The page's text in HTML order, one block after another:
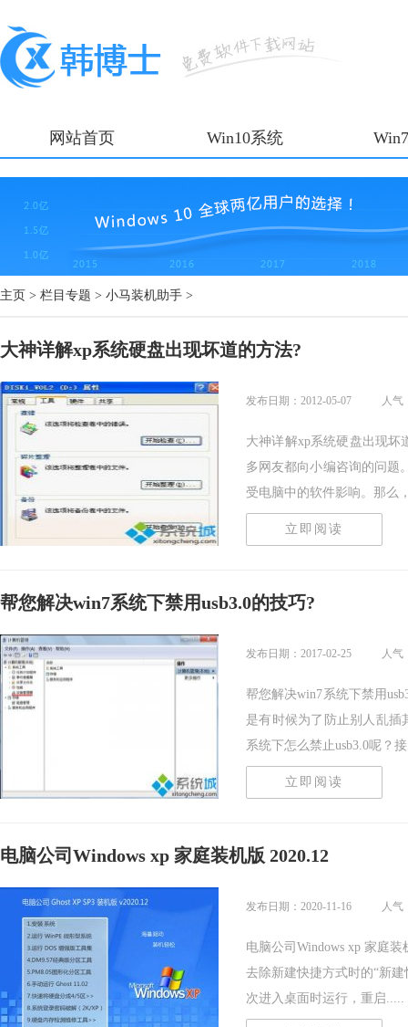
网站首页 Win10系统
主页 > 栏目专题 > 小马装机助手 >
大神详解xp系统硬盘出现坏道的方法?
发布日期：2012-05-07 人气
大神详解xp系统硬盘出现坏
多网友都向小编咨询的问题
受电脑中的软件影响。那么
立即阅读
帮您解决win7系统下禁用usb3.0的技巧?
发布日期：2017-02-25 人气
帮您解决win7系统下禁用
是有时候为了防止别人乱插
系统下怎么禁止usb3.0呢？
立即阅读
电脑公司Windows xp 家庭装机版 2020.12
发布日期：2020-11-16 人气
电脑公司Windows xp 家庭
去除新建快捷方式时的“新
次进入桌面时运行，重启.....